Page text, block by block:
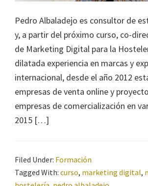
Pedro Albaladejo es consultor de
y, a partir del próximo curso, co-
de Marketing Digital para la
dilatada experiencia en marcas y
internacional, desde el año 2012
empresas de venta online y
empresas de comercialización en
2015 […]
Filed Under: Formación
Tagged With: curso, marketing digital,